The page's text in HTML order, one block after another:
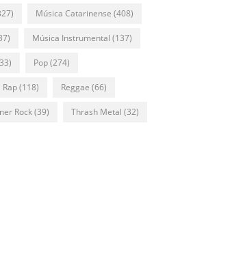
Música Catarinense (408)
Música Instrumental (137)
Pop(274)
Rap(118) Reggae (66)
Rock(39) Thrash Metal (32)